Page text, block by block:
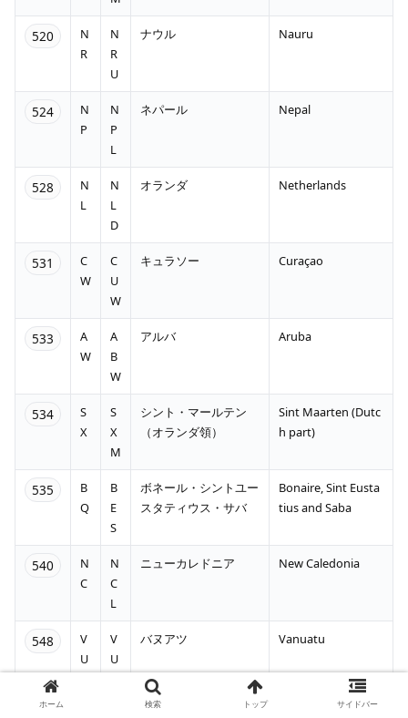
520
N
R
N
R
U
ナウル Nauru
524
N
P
N
P
L
ネパール Nepal
528
N
L
N
L
D
オランダ Netherlands
531
C
W
C
U
W
キュラソー Curaçao
533
A
W
A
B
W
アルバ Aruba
534
S
X
S
X
M
シント・マールテン
（オランダ領）
Sint Maarten (Dutc
h part)
535
B
Q
B
E
S
ボネール・シントユー
スタティウス・サバ
Bonaire, Sint Eusta
tius and Saba
540
N
C
N
C
L
ニューカレドニア New Caledonia
548
V
U
V
U
バヌアツ Vanuatu
ホーム 検索 トップ サイドバー